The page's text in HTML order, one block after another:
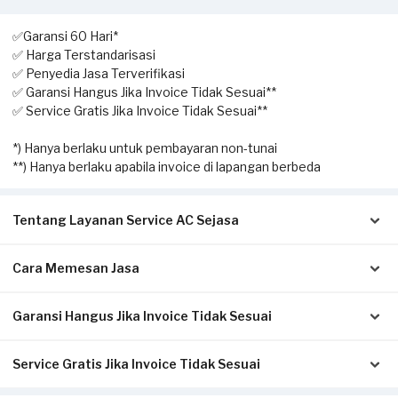
✅Garansi 60 Hari*
✅ Harga Terstandarisasi
✅ Penyedia Jasa Terverifikasi
✅ Garansi Hangus Jika Invoice Tidak Sesuai**
✅ Service Gratis Jika Invoice Tidak Sesuai**
*) Hanya berlaku untuk pembayaran non-tunai
**) Hanya berlaku apabila invoice di lapangan berbeda
Tentang Layanan Service AC Sejasa
Solusi terbaik untuk Anda yang membutuhkan jasa
service ini, Anda dapat memesan kapan saja sesuai dengan
Cara Memesan Jasa
Isi form sesuai detail kebutuhan Anda.
Klik Pesan Sekarang untuk memproses pesanan.
Garansi Hangus Jika Invoice Tidak Sesuai
Pastikan kwitansi/invoice yang diterbitkan dari Sejasa sesuai
Service Gratis Jika Invoice Tidak Sesuai